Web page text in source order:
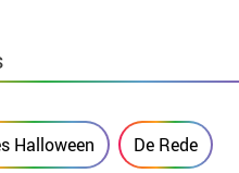
Halloween De Rede